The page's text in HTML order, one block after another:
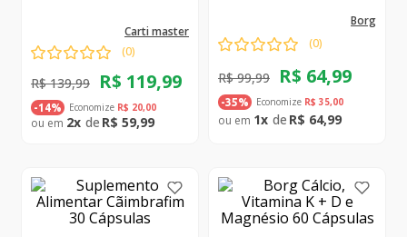
carti master
(0)
R$ 139,99 R$ 119,99
-14% Economize R$ 20,00
2 R$ 59,99
borg
(0)
R$ 99,99 R$ 64,99
-35% Economize R$ 35,00
1 R$ 64,99